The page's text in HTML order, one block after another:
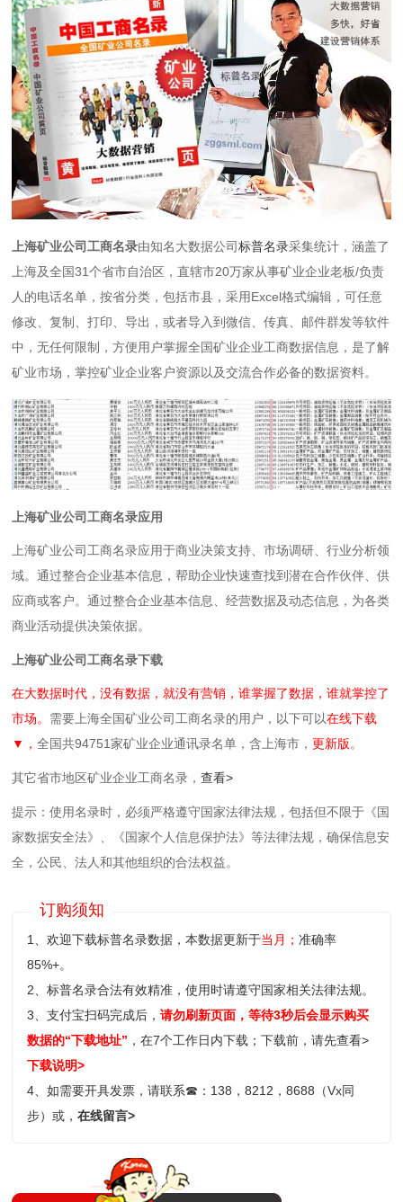
上海矿业公司工商名录由知名大数据公司标普名录采集统计，涵盖了
上海及全国31个省市自治区，直辖市20万家从事矿业企业老板/负责
人的电话名单，按省分类，包括市县，采用Excel格式编辑，可任意
修改、复制、打印、导出，或者导入到微信、传真、邮件群发等软件
中，无任何限制，方便用户掌握全国矿业企业工商数据信息，是了解
矿业市场，掌控矿业企业客户资源以及交流合作必备的数据资料。
上海矿业公司工商名录应用
上海矿业公司工商名录应用于商业决策支持、市场调研、行业分析领
域。通过整合企业基本信息，帮助企业快速查找到潜在合作伙伴、供
应商或客户。通过整合企业基本信息、经营数据及动态信息，为各类
商业活动提供决策依据。
上海矿业公司工商名录下载
在大数据时代，没有数据，就没有营销，谁掌握了数据，谁就掌控了
市场。 需要上海全国矿业公司工商名录的用户，以下可以在线下载
▼，全国共94751家矿业企业通讯录名单，含上海市，更新版。
其它省市地区矿业企业工商名录，查看>
提示：使用名录时，必须严格遵守国家法律法规，包括但不限于《国
家数据安全法》、《国家个人信息保护法》等‌法律法规，确保信息安
全，公民、法人和其他组织的合法权益。
订购须知
1、欢迎下载标普名录数据，本数据更新于当月；准确率
85%+。
2、标普名录合法有效精准，使用时请遵守国家相关法律法规。
3、支付宝扫码完成后，请勿刷新页面，等待3秒后会显示购买
数据的“下载地址” ，在7个工作日内下载；下载前，请先查看>
下载说明>
4、如需要开具发票，请联系☎ ：138，8212，8688（Vx同
步）或，在线留言>